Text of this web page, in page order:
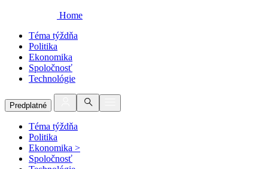
Home
Téma týždňa
Politika
Ekonomika
Spoločnosť
Technológie
Predplatné
Téma týždňa
Politika
Ekonomika >
Spoločnosť